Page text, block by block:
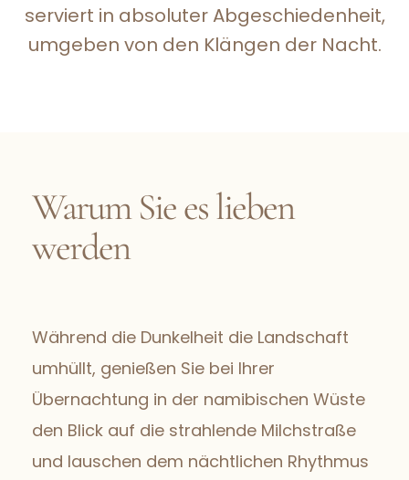
serviert in absoluter Abgeschiedenheit,
umgeben von den Klängen der Nacht.
Warum Sie es lieben
werden
Während die Dunkelheit die Landschaft
umhüllt, genießen Sie bei Ihrer
Übernachtung in der namibischen Wüste
den Blick auf die strahlende Milchstraße
und lauschen dem nächtlichen Rhythmus